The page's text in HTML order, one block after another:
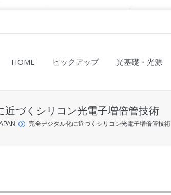
HOME ピックアップ 光基礎・光源
近づくシリコン光電子増倍管技術
完全デジタル化に近づくシリコン光電子増倍管技術